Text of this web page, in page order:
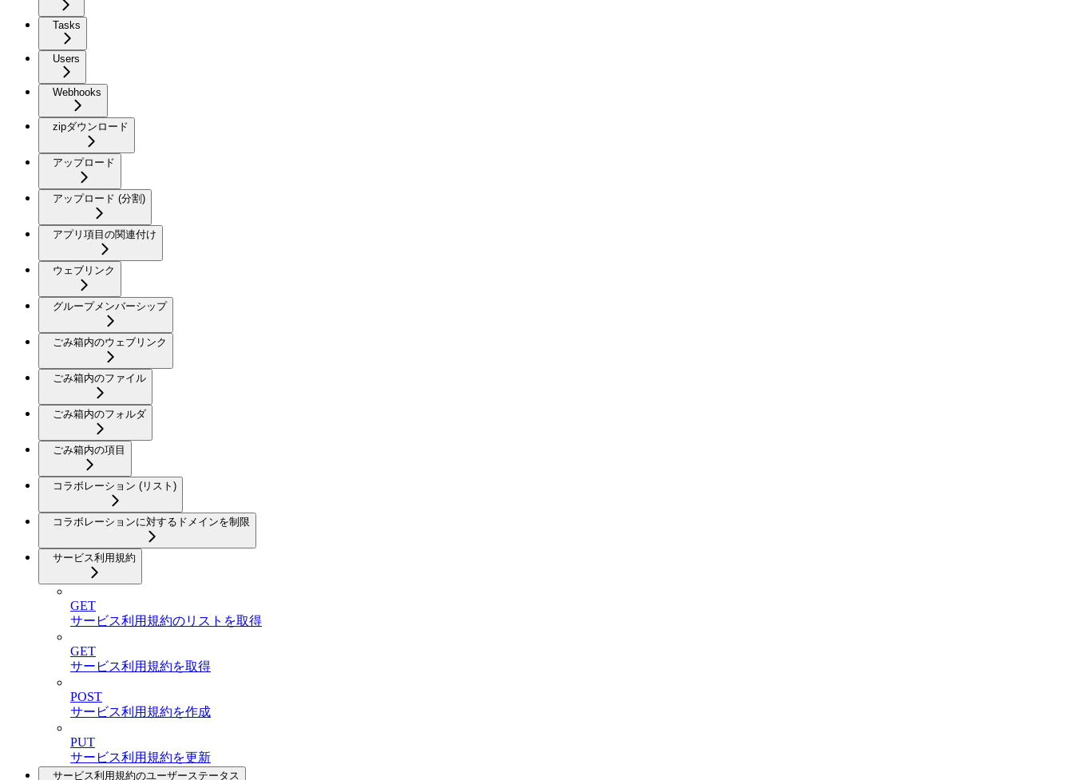
Tasks
Users
Webhooks
zipダウンロード
アップロード
アップロード (分割)
アプリ項目の関連付け
ウェブリンク
グループメンバーシップ
ごみ箱内のウェブリンク
ごみ箱内のファイル
ごみ箱内のフォルダ
ごみ箱内の項目
コラボレーション (リスト)
コラボレーションに対するドメインを制限
サービス利用規約
GET
サービス利用規約のリストを取得
GET
サービス利用規約を取得
POST
サービス利用規約を作成
PUT
サービス利用規約を更新
サービス利用規約のユーザーステータス